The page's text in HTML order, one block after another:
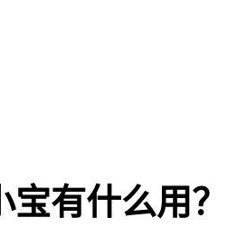
有什么用？